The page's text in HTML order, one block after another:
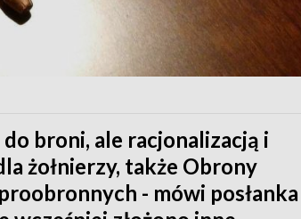
broni, ale racjonalizacją i
żołnierzy, także Obrony
- mówi posłanka